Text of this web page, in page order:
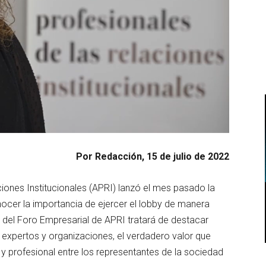
Por Redacción, 15 de julio de 2022
Institucionales (APRI) lanzó el mes pasado la
la importancia de ejercer el lobby de manera
Foro Empresarial de APRI tratará de destacar
y organizaciones, el verdadero valor que
profesional entre los representantes de la sociedad